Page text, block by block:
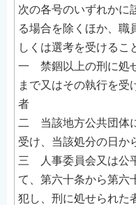
次の各号のいずれかに
る場合を除くほか、職
しくは選考を受けるこ
一 禁錮以上の刑に処
まで又はその執行を受
者
二 当該地方公共団体
受け、当該処分の日か
三 人事委員会又は公
て、第六十条から第六
犯し、刑に処せられた